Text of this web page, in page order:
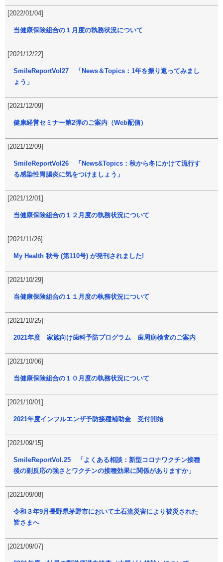
[2022/01/04]
当健康保険組合の１月度の執務状況について
[2021/12/22]
SmileReportVol27 「News＆Topics：1年を振り返ってみまし
ょう」
[2021/12/09]
健康経営セミナー第2弾のご案内（Web配信）
[2021/12/09]
SmileReportVol26 「News&Topics：秋から冬にかけて流行す
る感染性胃腸炎に気をつけましょう」
[2021/12/01]
当健康保険組合の１２月度の執務状況について
[2021/11/26]
My Health 秋号 (第110号) が発刊されました!
[2021/10/29]
当健康保険組合の１１月度の執務状況について
[2021/10/25]
2021年度 家族向け歯科予防プログラム 歯周病検査のご案内
[2021/10/06]
当健康保険組合の１０月度の執務状況について
[2021/10/01]
2021年度インフルエンザ予防接種補助金 受付開始
[2021/09/15]
SmileReportVol.25 「よくある相談：新型コロナワクチン接種
後の副反応の強さとワクチンの接種効果に関係がありますか」
[2021/09/08]
令和３年9月長野県茅野市において土石流災害により被災された
皆さまへ
[2021/09/07]